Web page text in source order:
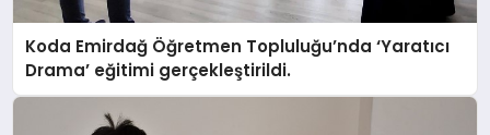
Koda Emirdağ Öğretmen Topluluğu’nda ‘Yaratıcı
Drama’ eğitimi gerçekleştirildi.